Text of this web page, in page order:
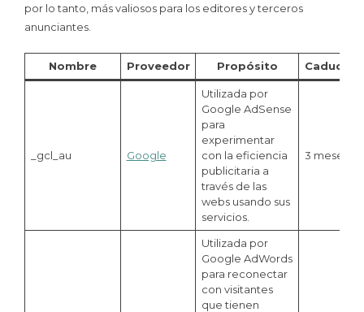
por lo tanto, más valiosos para los editores y terceros
anunciantes.
Nombre Proveedor Propósito
_gcl_au Google
Utilizada por
Google AdSense
para
experimentar
con la eficiencia
publicitaria a
través de las
webs usando sus
servicios.
3 meses
Utilizada por
Google AdWords
para reconectar
con visitantes
que tienen